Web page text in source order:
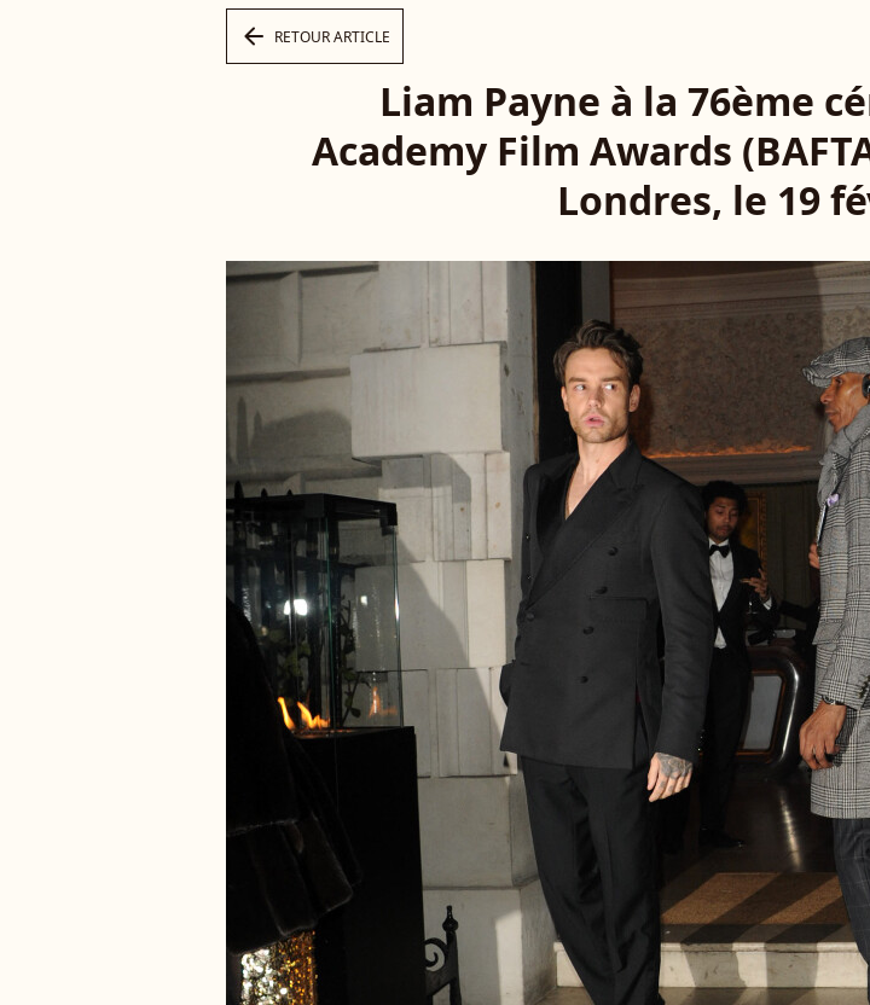
arrow_left RETOUR ARTICLE
Liam Payne à la 76ème
Academy Film Awards
Londres, le 19